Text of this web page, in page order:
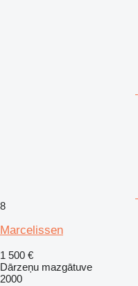
8
Marcelissen
1 500 €
Dārzeņu mazgātuve
2000